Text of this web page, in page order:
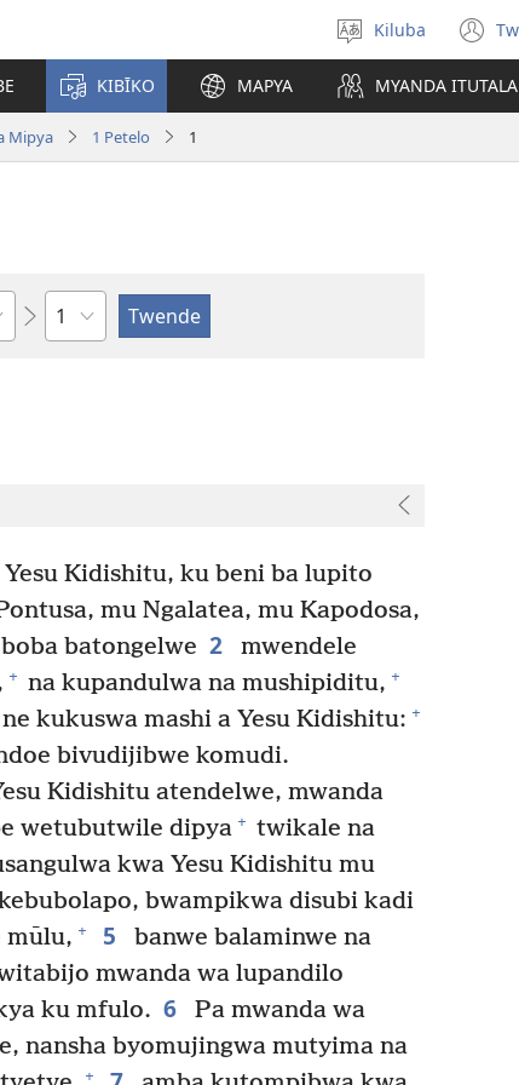
Tonga
Ludimi
Kiluba
KIBĪKO MAPYA MYANDA ITUTALA
Mipya 1 Petelo 1
Shapita
Yesu Kidishitu, ku beni ba lupito
mu Ngalatea, mu Kapodosa,
batongelwe 2
mwendele
+ na kupandulwa na mushipiditu, +
kukuswa mashi a Yesu Kidishitu: +
bivudijibwe komudi.
Kidishitu atendelwe, mwanda
wetubutwile dipya + twikale na
kwa Yesu Kidishitu mu
bwampikwa disubi kadi
+ 5
banwe balaminwe na
mwanda wa lupandilo
ku mfulo. 6
Pa mwanda wa
nansha byomujingwa mutyima na
+